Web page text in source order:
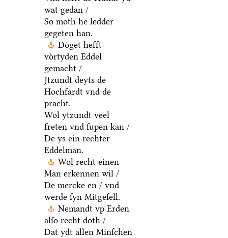
wat gedan /
So moth he ledder
gegeten han.
Doͤget hefft
voͤrtyden Eddel
gemacht /
Jtzundt deyts de
Hochfardt vnd de
pracht.
Wol ytzundt veel
freten vnd ſupen kan /
De ys ein rechter
Eddelman.
Wol recht einen
Man erkennen wil /
De mercke en / vnd
werde ſyn Mitgeſell.
Nemandt vp Erden
alſo recht doth /
Dat ydt allen Minſchen